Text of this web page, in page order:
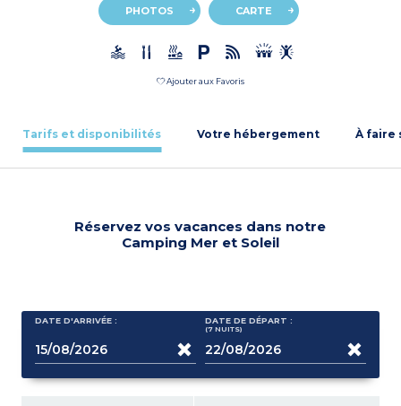
PHOTOS CARTE
Ajouter aux Favoris
Tarifs et disponibilités Votre hébergement À faire
Réservez vos vacances dans notre
Camping Mer et Soleil
DATE D'ARRIVÉE : DATE DE DÉPART :
(7 NUITS)